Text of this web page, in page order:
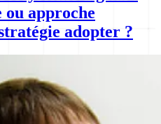
approche
adopter ?